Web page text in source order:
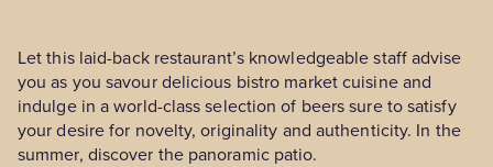
Let this laid-back restaurant’s knowledgeable staff advise
you as you savour delicious bistro market cuisine and
indulge in a world-class selection of beers sure to satisfy
your desire for novelty, originality and authenticity. In the
summer, discover the panoramic patio.